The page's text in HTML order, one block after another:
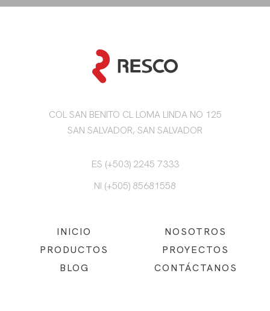
COL SAN BENITO CL LOMA LINDA NO 125
SAN SALVADOR, SAN SALVADOR
ES (+503) 2245 7333
NI (+505) 85681558
INICIO
NOSOTROS
PRODUCTOS
PROYECTOS
BLOG
CONTÁCTANOS